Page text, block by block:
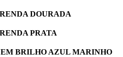
DOURADA
PRATA
BRILHO AZUL MARINHO